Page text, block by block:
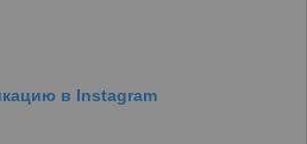
в Instagram